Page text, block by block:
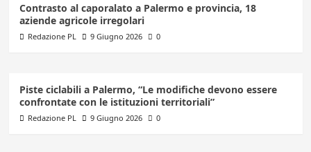
Contrasto al caporalato a Palermo e provincia, 18
aziende agricole irregolari
Redazione PL 9 Giugno 2026 0
Piste ciclabili a Palermo, “Le modifiche devono essere
confrontate con le istituzioni territoriali”
Redazione PL 9 Giugno 2026 0